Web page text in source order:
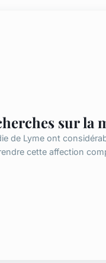
sur la
de Lyme ont
cette affection